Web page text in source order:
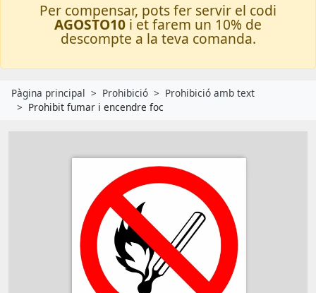
Per compensar, pots fer servir el codi
AGOSTO10 i et farem un 10% de
descompte a la teva comanda.
Pàgina principal Prohibició
Prohibició amb text
Prohibit fumar i encendre foc